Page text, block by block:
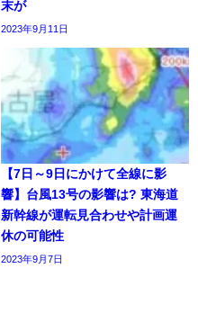
末が
2023年9月11日
【7日～9日にかけて全線に影
響】台風13号の影響は? 東海道
新幹線が運転見合わせや計画運
休の可能性
2023年9月7日